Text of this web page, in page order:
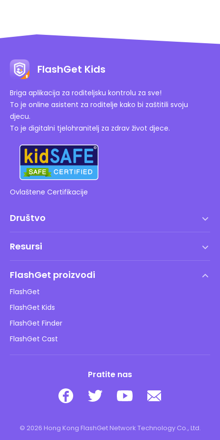
kontrolu.
FlashGet Kids
Briga aplikacija za roditeljsku kontrolu za sve!
To je online asistent za roditelje kako bi zaštitili svoju
djecu.
To je digitalni tjelohranitelj za zdrav život djece.
Ovlaštene Certifikacije
Društvo
DMCA politika
Pravila o privatnosti
Pravila oglašavanja
Ne prodajte moje informacije
Resursi
Blog
Sigurnost djece online
Preuzimanje
FlashGet proizvodi
FlashGet
FlashGet Kids
FlashGet Finder
FlashGet Cast
Pratite nas
© 2026 Hong Kong FlashGet Network Technology Co., Ltd.